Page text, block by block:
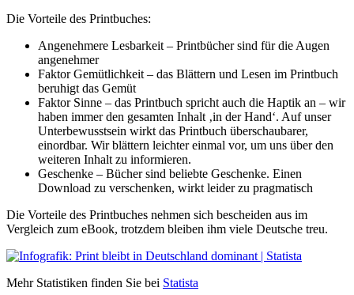
Die Vorteile des Printbuches:
Angenehmere Lesbarkeit – Printbücher sind für die Augen
angenehmer
Faktor Gemütlichkeit – das Blättern und Lesen im Printbuch
beruhigt das Gemüt
Faktor Sinne – das Printbuch spricht auch die Haptik an – wir
haben immer den gesamten Inhalt ‚in der Hand‘. Auf unser
Unterbewusstsein wirkt das Printbuch überschaubarer,
einordbar. Wir blättern leichter einmal vor, um uns über den
weiteren Inhalt zu informieren.
Geschenke – Bücher sind beliebte Geschenke. Einen
Download zu verschenken, wirkt leider zu pragmatisch
Die Vorteile des Printbuches nehmen sich bescheiden aus im
Vergleich zum eBook, trotzdem bleiben ihm viele Deutsche treu.
Mehr Statistiken finden Sie bei Statista